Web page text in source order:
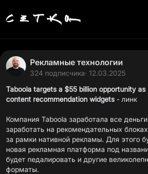
Рекламные технологии
324 подписчика· 12.03.2025
Taboola targets a $55 billion opportunity
content recommendation widgets - линк
Компания Taboola заработала все
заработать на рекомендательных
за рамки нативной рекламы. Для этого
новая рекламная платформа под
будет педалировать и другие
форматы.